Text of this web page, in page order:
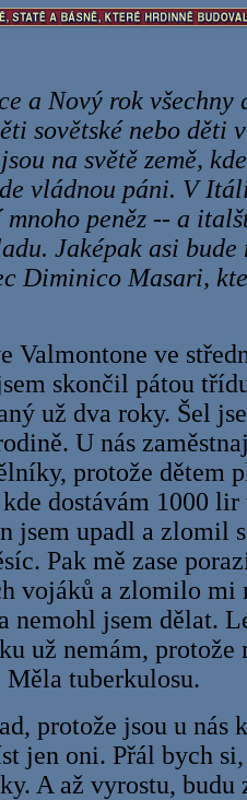
a Nový rok
sovětské nebo děti
na světě země,
vládnou páni. V
peněz -- a
Jaképak asi bude
Diminico Masari,
Valmontone ve
skončil pátou
už dva roky. Šel
U nás
protože dětem
dostávám 1000
jsem upadl a zlomil
Pak mě zase
vojáků a zlomilo mi
nemohl jsem dělat.
už nemám, protože
tuberkulosu.
protože jsou u nás
jen oni. Přál bych
A až vyrostu, budu